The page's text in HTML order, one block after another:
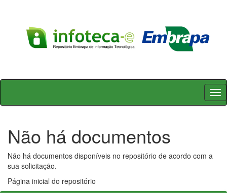
Skip
Não há documentos
Não há documentos disponíveis no repositório de acordo com a
sua solicitação.
Página inicial do repositório